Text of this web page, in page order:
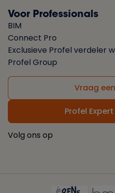
Voor Professionals
BIM
Connect Pro
Exclusieve Profel verdeler
Profel Group
Vraag
Profel
Volg ons op